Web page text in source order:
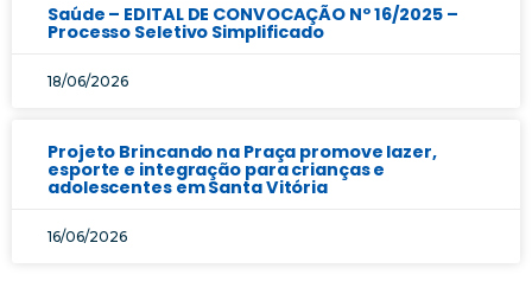
Saúde – EDITAL DE CONVOCAÇÃO Nº 16/2025 –
Processo Seletivo Simplificado
18/06/2026
Projeto Brincando na Praça promove lazer,
esporte e integração para crianças e
adolescentes em Santa Vitória
16/06/2026